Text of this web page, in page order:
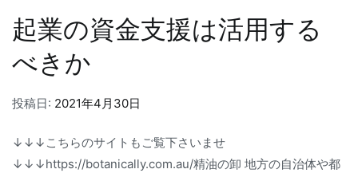
起業の資金支援は活用する
べきか
投稿日: 2021年4月30日
↓↓↓こちらのサイトもご覧下さいませ
↓↓↓https://botanically.com.au/精油の卸 地方の自治体や都